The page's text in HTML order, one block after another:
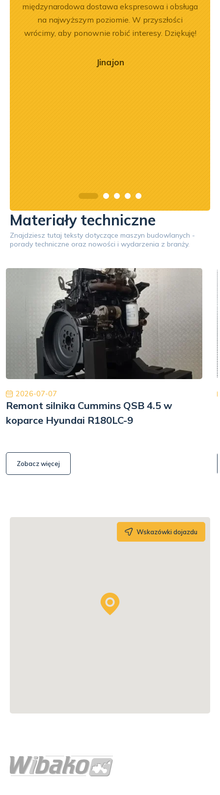
międzynarodowa dostawa ekspresowa i obsługa
na najwyższym poziomie. W przyszłości
wrócimy, aby ponownie robić interesy. Dziękuję!
Jinajon
Materiały techniczne
Znajdziesz tutaj teksty dotyczące maszyn budowlanych -
porady techniczne oraz nowości i wydarzenia z branży.
2026-07-07
Remont silnika Cummins QSB 4.5 w
koparce Hyundai R180LC-9
Zobacz więcej
Wskazówki dojazdu